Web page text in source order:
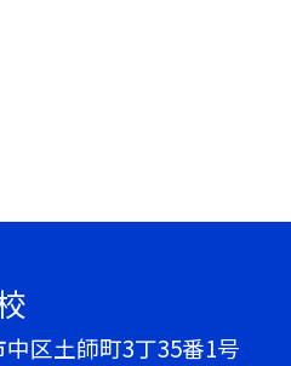
区土師町3丁35番1号